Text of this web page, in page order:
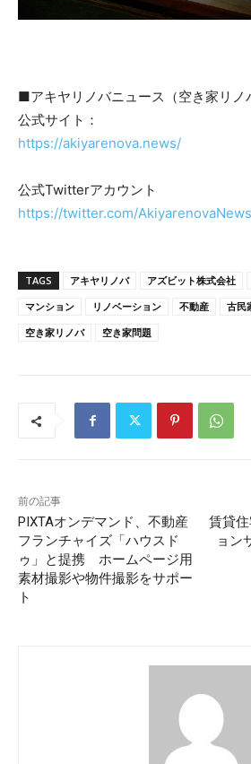
■アキヤリノバニュース（空き家リノ
公式サイト：
https://akiyarenova.news/
公式Twitterアカウント
https://twitter.com/AkiyarenovaNews
TAGS アキヤリノバ アズビット株式会社
マンション
リノベーション 不動産 古民
空き家リノバ
空き家問題
前の記事
PIXTAオンデマンド、不動産
フランチャイズ「ハウスド
ゥ」と提携 ホームページ用
素材撮影や物件撮影をサポー
ト
賃貸
ョン